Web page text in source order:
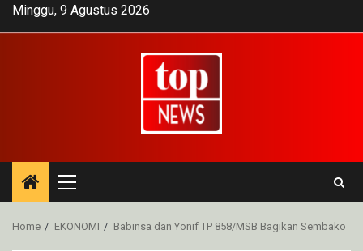
SkipMinggu, 9 Agustus 2026
Primary
Menu
Home EKONOMI Babinsa dan Yonif TP 858/MSB Bagikan Sembako